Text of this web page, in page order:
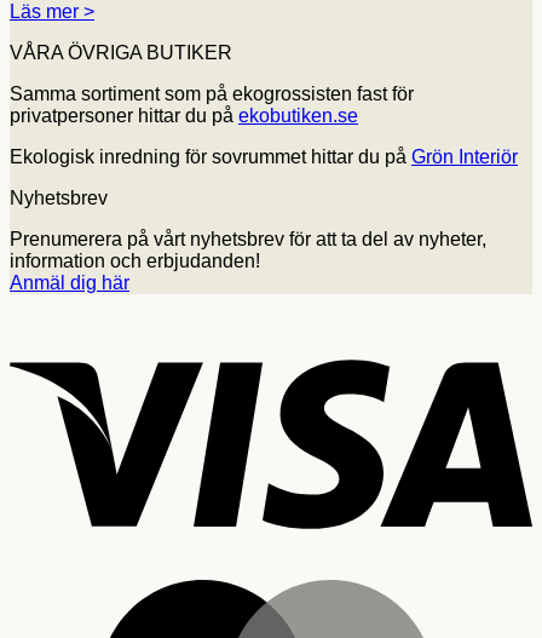
Läs mer >
VÅRA ÖVRIGA BUTIKER
Samma sortiment som på ekogrossisten fast för
privatpersoner hittar du på ekobutiken.se
Ekologisk inredning för sovrummet hittar du på Grön Interiör
Nyhetsbrev
Prenumerera på vårt nyhetsbrev för att ta del av nyheter,
information och erbjudanden!
Anmäl dig här